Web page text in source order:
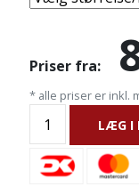
Priser fra:
* alle priser er inkl.
LÆG I